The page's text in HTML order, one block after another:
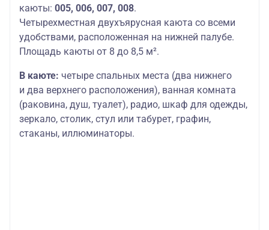
каюты: 005, 006, 007, 008.
Четырехместная двухъярусная каюта со всеми
удобствами, расположенная на нижней палубе.
Площадь каюты от 8 до 8,5 м².
В каюте: четыре спальных места (два нижнего
и два верхнего расположения), ванная комната
(раковина, душ, туалет), радио, шкаф для одежды,
зеркало, столик, стул или табурет, графин,
стаканы, иллюминаторы.